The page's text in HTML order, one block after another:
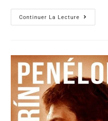
Continuer La Lecture